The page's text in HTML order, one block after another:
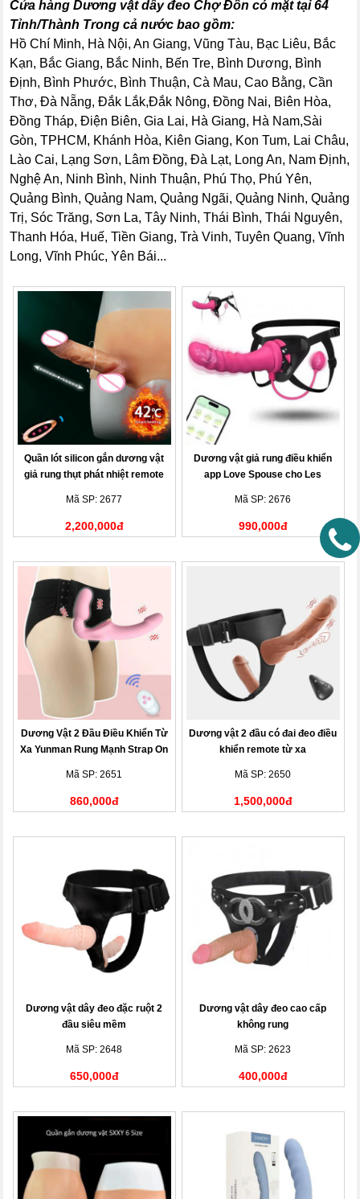
Cửa hàng Dương vật dây đeo Chợ Đồn có mặt tại 64
Tỉnh/Thành Trong cả nước bao gồm:
Hồ Chí Minh, Hà Nội, An Giang, Vũng Tàu, Bạc Liêu, Bắc
Kạn, Bắc Giang, Bắc Ninh, Bến Tre, Bình Dương, Bình
Định, Bình Phước, Bình Thuận, Cà Mau, Cao Bằng, Cần
Thơ, Đà Nẵng, Đắk Lắk,Đắk Nông, Đồng Nai, Biên Hòa,
Đồng Tháp, Điện Biên, Gia Lai, Hà Giang, Hà Nam,Sài
Gòn, TPHCM, Khánh Hòa, Kiên Giang, Kon Tum, Lai Châu,
Lào Cai, Lạng Sơn, Lâm Đồng, Đà Lạt, Long An, Nam Định,
Nghệ An, Ninh Bình, Ninh Thuận, Phú Thọ, Phú Yên,
Quảng Bình, Quảng Nam, Quảng Ngãi, Quảng Ninh, Quảng
Trị, Sóc Trăng, Sơn La, Tây Ninh, Thái Bình, Thái Nguyên,
Thanh Hóa, Huế, Tiền Giang, Trà Vinh, Tuyên Quang, Vĩnh
Long, Vĩnh Phúc, Yên Bái...
Quần lót silicon gắn dương vật
giả rung thụt phát nhiệt remote
Mã SP: 2677
2,200,000đ
Dương vật giả rung điều khiển
app Love Spouse cho Les
Mã SP: 2676
990,000đ
Dương Vật 2 Đầu Điều Khiển Từ
Xa Yunman Rung Mạnh Strap On
Mã SP: 2651
860,000đ
Dương vật 2 đầu có đai đeo điều
khiển remote từ xa
Mã SP: 2650
1,500,000đ
Dương vật dây đeo đặc ruột 2
đầu siêu mềm
Mã SP: 2648
650,000đ
Dương vật dây đeo cao cấp
không rung
Mã SP: 2623
400,000đ